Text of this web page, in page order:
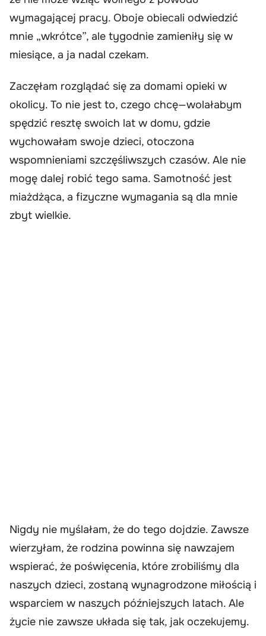
wymagającej pracy. Oboje obiecali odwiedzić
mnie „wkrótce”, ale tygodnie zamieniły się w
miesiące, a ja nadal czekam.
Zaczęłam rozglądać się za domami opieki w
okolicy. To nie jest to, czego chcę—wolałabym
spędzić resztę swoich lat w domu, gdzie
wychowałam swoje dzieci, otoczona
wspomnieniami szczęśliwszych czasów. Ale nie
mogę dalej robić tego sama. Samotność jest
miażdżąca, a fizyczne wymagania są dla mnie
zbyt wielkie.
Nigdy nie myślałam, że do tego dojdzie. Zawsze
wierzyłam, że rodzina powinna się nawzajem
wspierać, że poświęcenia, które zrobiliśmy dla
naszych dzieci, zostaną wynagrodzone miłością i
wsparciem w naszych późniejszych latach. Ale
życie nie zawsze układa się tak, jak oczekujemy.